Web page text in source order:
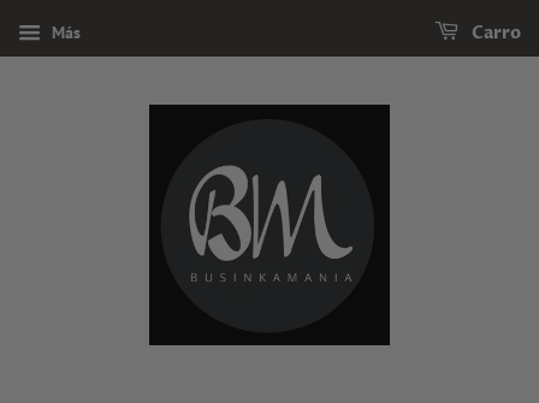
Más Carro